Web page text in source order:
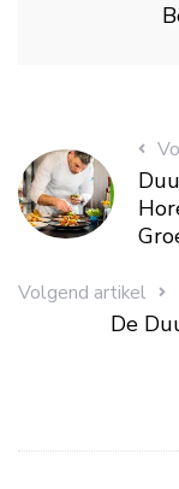
Volgend artikel
De